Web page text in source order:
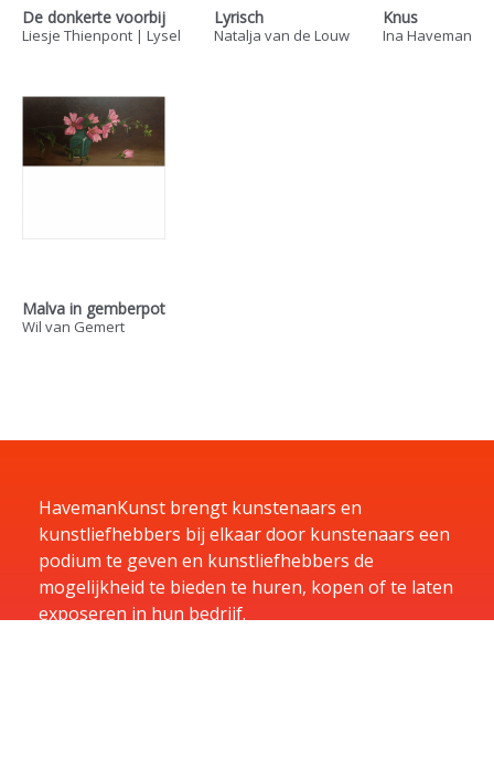
De donkerte voorbij
Liesje Thienpont | Lysel
Lyrisch
Natalja van de Louw
Knus
Ina Haveman
Malva in gemberpot
Wil van Gemert
HavemanKunst brengt kunstenaars en
kunstliefhebbers bij elkaar door kunstenaars een
podium te geven en kunstliefhebbers de
mogelijkheid te bieden te huren, kopen of te laten
exposeren in hun bedrijf.